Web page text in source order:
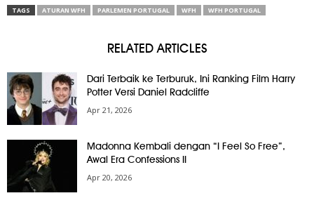
TAGS ATURAN WFH PARLEMEN PORTUGAL WFH WFH PORTUGAL
RELATED ARTICLES
Dari Terbaik ke Terburuk, Ini Ranking Film Harry
Potter Versi Daniel Radcliffe
Apr 21, 2026
Madonna Kembali dengan “I Feel So Free”,
Awal Era Confessions II
Apr 20, 2026